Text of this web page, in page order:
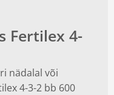
Fertilex 4-
nädalal või
4-3-2 bb 600